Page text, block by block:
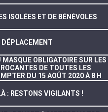
ISOLÉES ET DE BÉNÉVOLES
OBLIGATOIRE SUR LES
DE TOUTES LES
DU 15 AOÛT 2020 À 8 H
: RESTONS VIGILANTS !